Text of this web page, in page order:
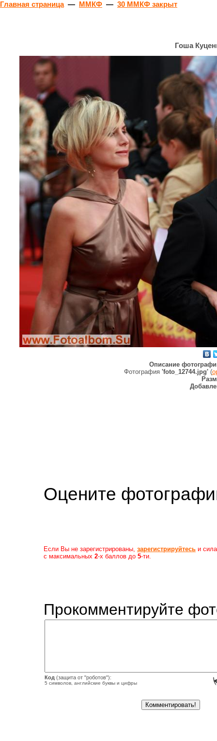
Главная страница— ММКФ — 30 ММКФ закрыт
Гоша
Описание
Фотография 'foto_12744.jpg'(
Оцените
Если Вы не зарегистрированы, зарегистрируйтесь и
с максимальных 2-х баллов до 5-ти.
Прокомментируйте
Код (защита от "роботов"):
5 символов, английские буквы и цифры